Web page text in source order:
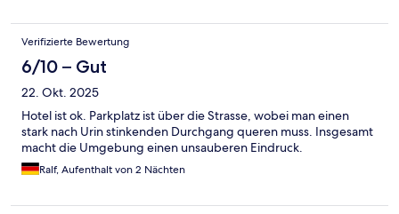
Verifizierte Bewertung
6/10 – Gut
22. Okt. 2025
Hotel ist ok. Parkplatz ist über die Strasse, wobei man einen
stark nach Urin stinkenden Durchgang queren muss. Insgesamt
macht die Umgebung einen unsauberen Eindruck.
Ralf, Aufenthalt von 2 Nächten